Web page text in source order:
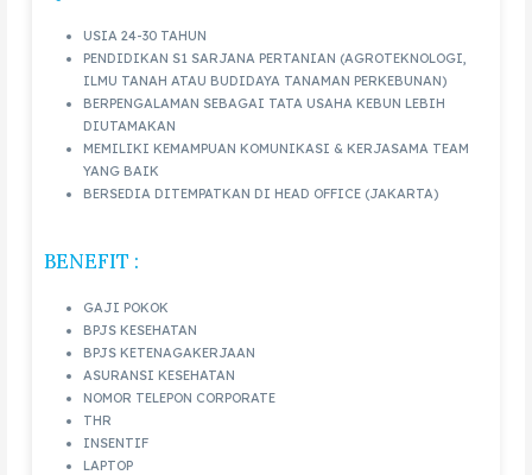
USIA 24-30 TAHUN
PENDIDIKAN S1 SARJANA PERTANIAN (AGROTEKNOLOGI,
ILMU TANAH ATAU BUDIDAYA TANAMAN PERKEBUNAN)
BERPENGALAMAN SEBAGAI TATA USAHA KEBUN LEBIH
DIUTAMAKAN
MEMILIKI KEMAMPUAN KOMUNIKASI & KERJASAMA TEAM
YANG BAIK
BERSEDIA DITEMPATKAN DI HEAD OFFICE (JAKARTA)
BENEFIT :
GAJI POKOK
BPJS KESEHATAN
BPJS KETENAGAKERJAAN
ASURANSI KESEHATAN
NOMOR TELEPON CORPORATE
THR
INSENTIF
LAPTOP